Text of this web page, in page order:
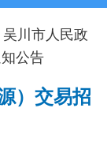
吴川市人民政
公告
）交易招